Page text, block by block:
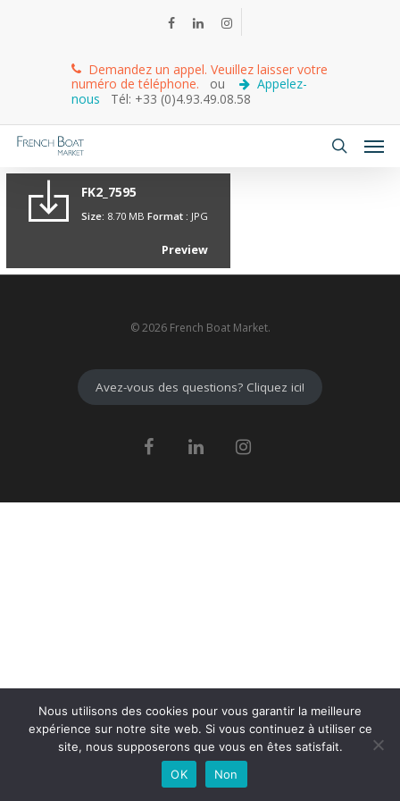
Demandez un appel. Veuillez laisser votre
numéro de téléphone. ou
Appelez-
nous
Tél: +33 (0)4.93.49.08.58
FK2_7595
Size: 8.70 MB Format : JPG
Preview
© 2026 French Boat Market.
Avez-vous des questions? Cliquez ici!
Nous utilisons des cookies pour vous garantir la meilleure
expérience sur notre site web. Si vous continuez à utiliser ce
site, nous supposerons que vous en êtes satisfait.
OK
Non